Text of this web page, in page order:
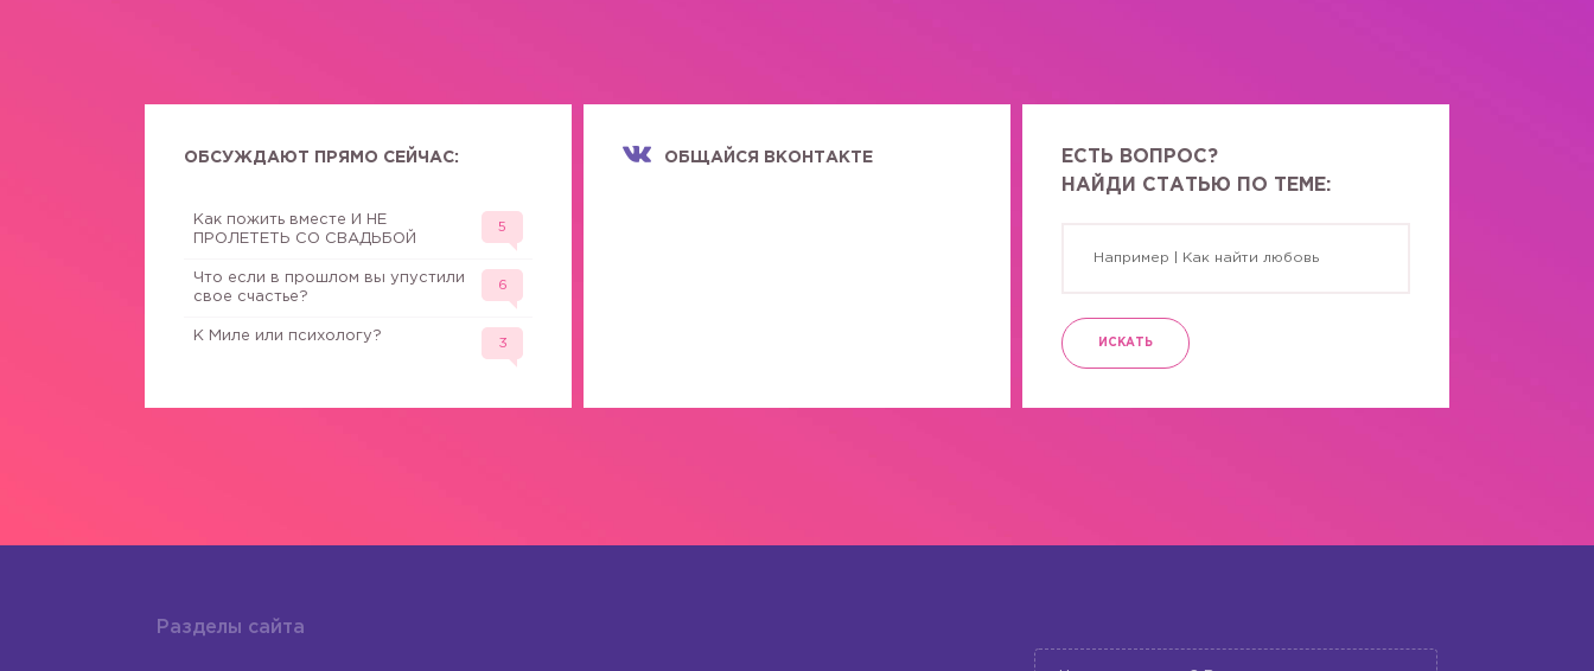
ОБСУЖДАЮТ ПРЯМО СЕЙЧАС:
Как пожить вместе И НЕ
ПРОЛЕТЕТЬ СО СВАДЬБОЙ
5
Что если в прошлом вы упустили
свое счастье?
6
К Миле или психологу?
3
ОБЩАЙСЯ ВКОНТАКТЕ
ЕСТЬ ВОПРОС?
НАЙДИ СТАТЬЮ ПО ТЕМЕ:
ИСКАТЬ
Разделы сайта